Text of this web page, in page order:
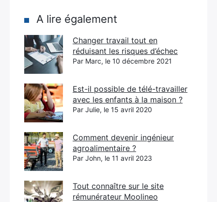
A lire également
Changer travail tout en
réduisant les risques d’échec
Par Marc, le 10 décembre 2021
Est-il possible de télé-travailler
avec les enfants à la maison ?
Par Julie, le 15 avril 2020
Comment devenir ingénieur
agroalimentaire ?
Par John, le 11 avril 2023
Tout connaître sur le site
rémunérateur Moolineo